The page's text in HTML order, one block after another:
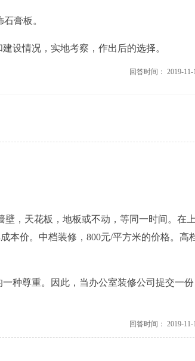
膏板。
设情况，实地考察，作出后的选择。
回答时间： 2019-11-
，天花板，地板或不动，等同一时间。在上
本价。中档装修，800元/平方米的价格。高
种尊重。因此，当办公室装修公司提交一份
回答时间： 2019-11-